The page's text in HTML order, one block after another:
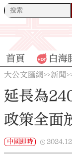
首頁 白海
大公文匯網>>新聞
延長為
政策全面
中國即時